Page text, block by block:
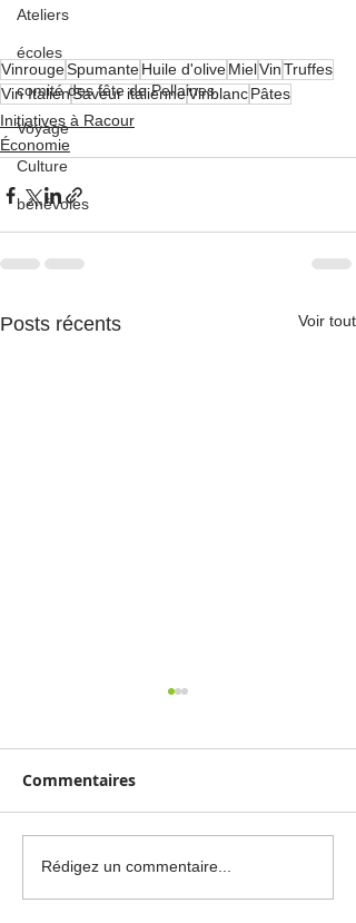
Ateliers
écoles
comité des fête de Pellaines
Voyage
Culture
bénévoles
VinrougeSpumanteHuile d'oliveMielVinTruffes
Vin ItalienSaveur italienneVinblancPâtes
Initiatives à Racour
Économie
Posts récents Voir tout
Exposition : Les
beautés révélées de
Commentaires
Rédigez un commentaire...